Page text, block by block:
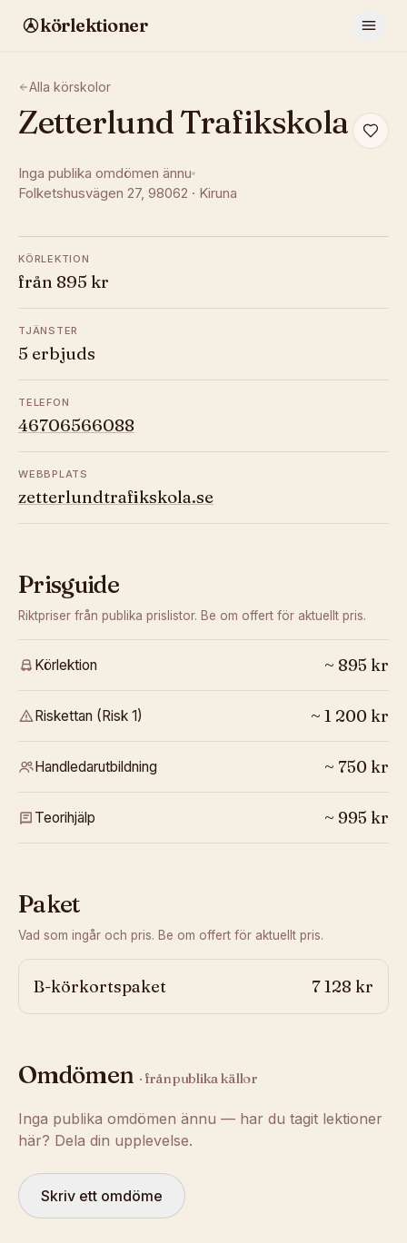
körlektioner
Alla körskolor
Zetterlund Trafikskola
Inga publika omdömen ännu
Folketshusvägen 27, 98062 · Kiruna
KÖRLEKTION
från 895 kr
TJÄNSTER
5 erbjuds
TELEFON
46706566088
WEBBPLATS
zetterlundtrafikskola.se
Prisguide
Riktpriser från publika prislistor. Be om offert för aktuellt pris.
Körlektion ~ 895 kr
Riskettan (Risk 1) ~ 1 200 kr
Handledarutbildning ~ 750 kr
Teorihjälp ~ 995 kr
Paket
Vad som ingår och pris. Be om offert för aktuellt pris.
B-körkortspaket 7 128 kr
Omdömen · från publika källor
Inga publika omdömen ännu — har du tagit lektioner
här? Dela din upplevelse.
Skriv ett omdöme